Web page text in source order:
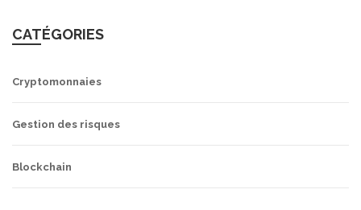
CATÉGORIES
Cryptomonnaies
Gestion des risques
Blockchain